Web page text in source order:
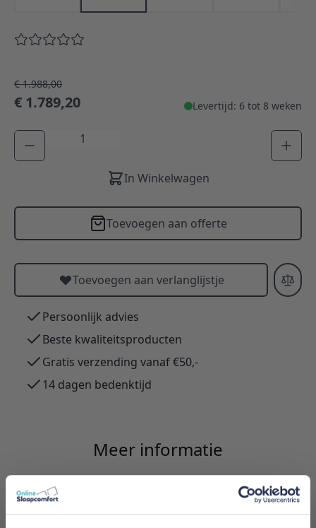
€ 1.988,00
€ 1.789,20 Levertijd: 6 tot 8 weken
Aantal
In Winkelwagen
Toevoegen aan offerte
Toevoegen aan verlanglijstje
Persoonlijk advies
Beste kwaliteitsproducten
Gratis verzending vanaf €50,-
14 dagen bedenktijd
Meer informatie
Merk